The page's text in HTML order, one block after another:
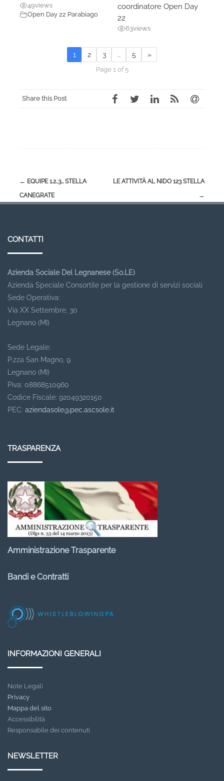
49views
Open Day 22 Parabiago
coordinatore Open Day
22
63views
1 2 3 … 5 »
Page 1 of 5
Share this Post
Post
navigation
← EQUIPE 1.2..3… STELLA
CANEGRATE
LE ATTIVITÀ AL NIDO 123 STELLA
→
CONTATTI
Azienda Sociale Del Legnanese (So.LE)
Azienda Speciale Consortile per la gestione di servizi sociali
Sede Operativa:
Via XX Settembre, 30
Legnano (MI)
Sede Legale:
P.zza San Magno, 9
Legnano (MI)
Piva: 08868510960
Codice Fiscale: 92049320150
PEC: aziendasole@pec.ascsole.it
TRASPARENZA
Amministrazione Trasparente
Bandi e Contratti
INFORMAZIONI GENERALI
Note Legali
Privacy
Mappa del sito
Accessibilità
Responsabile dei contenuti
NEWSLETTER